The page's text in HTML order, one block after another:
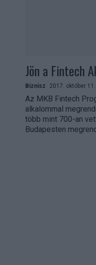
Jön a Fintech
Biznisz 2017. október 11.
Az MKB Fintech
alkalommal
több mint 700-an
Budapesten